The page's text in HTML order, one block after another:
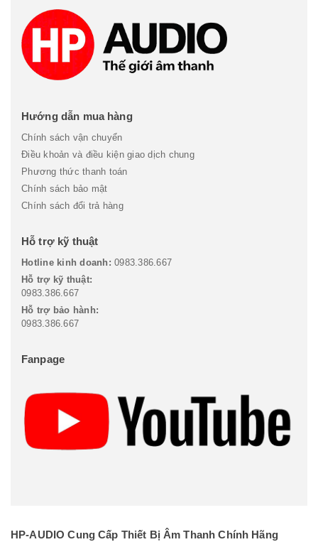
Hướng dẫn mua hàng
Chính sách vận chuyển
Điều khoản và điều kiện giao dịch chung
Phương thức thanh toán
Chính sách bảo mật
Chính sách đổi trả hàng
Hỗ trợ kỹ thuật
Hotline kinh doanh: 0983.386.667
Hỗ trợ kỹ thuật:
0983.386.667
Hỗ trợ bảo hành:
0983.386.667
Fanpage
HP-AUDIO Cung Cấp Thiết Bị Âm Thanh Chính Hãng